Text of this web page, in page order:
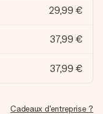
29,99 €
37,99 €
37,99 €
Cadeaux d'entreprise ?